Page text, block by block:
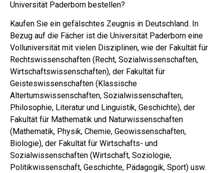
Universität Paderborn bestellen?
Kaufen Sie ein gefälschtes Zeugnis in Deutschland. In
Bezug auf die Fächer ist die Universität Paderborn eine
Volluniversität mit vielen Disziplinen, wie der Fakultät für
Rechtswissenschaften (Recht, Sozialwissenschaften,
Wirtschaftswissenschaften), der Fakultät für
Geisteswissenschaften (Klassische
Altertumswissenschaften, Sozialwissenschaften,
Philosophie, Literatur und Linguistik, Geschichte), der
Fakultät für Mathematik und Naturwissenschaften
(Mathematik, Physik, Chemie, Geowissenschaften,
Biologie), der Fakultät für Wirtschafts- und
Sozialwissenschaften (Wirtschaft, Soziologie,
Politikwissenschaft, Geschichte, Pädagogik, Sport) usw.